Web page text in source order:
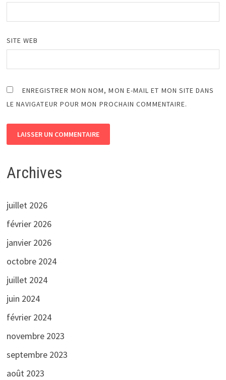
SITE WEB
ENREGISTRER MON NOM, MON E-MAIL ET MON SITE DANS
LE NAVIGATEUR POUR MON PROCHAIN COMMENTAIRE.
Archives
juillet 2026
février 2026
janvier 2026
octobre 2024
juillet 2024
juin 2024
février 2024
novembre 2023
septembre 2023
août 2023